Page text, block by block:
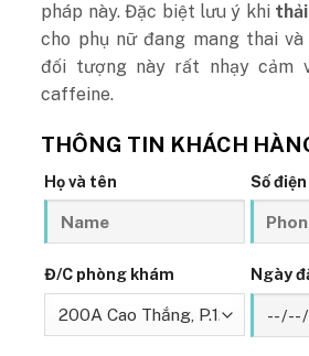
pháp này. Đặc biệt lưu ý khi
cho phụ nữ đang mang thai
đối tượng này rất nhạy cảm
caffeine.
THÔNG TIN KHÁCH
Họ và tên Số
Đ/C phòng khám Ngày